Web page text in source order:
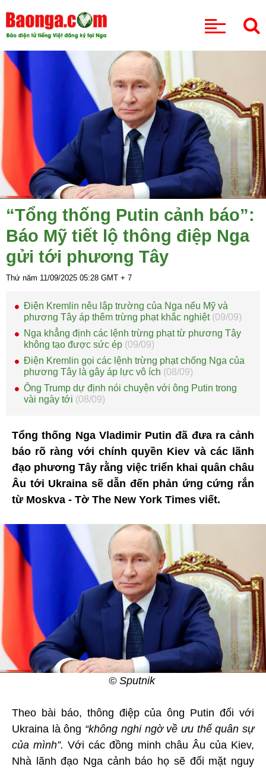
“Tổng thống Putin cảnh báo”:
Báo Mỹ tiết lộ thông điệp Nga
gửi tới phương Tây
Thứ năm 11/09/2025 05:28 GMT + 7
Điện Kremlin nêu lập trường của Nga nếu Mỹ và
phương Tây áp thêm trừng phạt khắc nghiệt (09/09)
Nga khẳng định các lệnh trừng phạt từ phương Tây
không tạo được sức ép (09/09)
Điện Kremlin gọi các lệnh trừng phạt chống Nga của
phương Tây là gây áp lực vô ích (08/09)
Ông Trump dự định nói chuyện với ông Putin trong
vài ngày tới (08/09)
Tổng thống Nga Vladimir Putin đã đưa ra cảnh
báo rõ ràng với chính quyền Kiev và các lãnh
đạo phương Tây rằng việc triển khai quân châu
Âu tới Ukraina sẽ dẫn đến phản ứng cứng rắn
từ Moskva - Tờ The New York Times viết.
© Sputnik
Theo bài báo, thông điệp của ông Putin đối với
Ukraina là ông “không nghi ngờ về ưu thế quân sự
của mình”. Với các đồng minh châu Âu của Kiev,
Nhà lãnh đạo Nga cảnh báo họ sẽ đối mặt nguy